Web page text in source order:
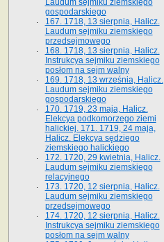
Laudum sejmiku ziemskiego
gospodarskiego
167. 1718, 13 sierpnia, Halicz.
Laudum sejmiku ziemskiego
przedsejmowego
168. 1718, 13 sierpnia, Halicz.
Instrukcya sejmiku ziemskiego
posłom na sejm walny
169. 1718, 13 września, Halicz.
Laudum sejmiku ziemskiego
gospodarskiego
170. 1719, 23 maja, Halicz.
Elekcya podkomorzego ziemi
halickiej. 171. 1719, 24 maja,
Halicz. Elekcya sędziego
ziemskiego halickiego
172. 1720, 29 kwietnia, Halicz.
Laudum sejmiku ziemskiego
relacyjnego
173. 1720, 12 sierpnia, Halicz.
Laudum sejmiku ziemskiego
przedsejmowego
174. 1720, 12 sierpnia, Halicz.
Instrukcya sejmiku ziemskiego
posłom na sejm walny